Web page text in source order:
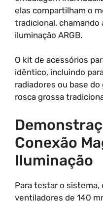
elas compartilham o
tradicional, chamando
iluminação ARGB.
O kit de acessórios
idêntico, incluindo
radiadores ou base
rosca grossa
Conexão
Iluminação
Para testar o
ventiladores de 140